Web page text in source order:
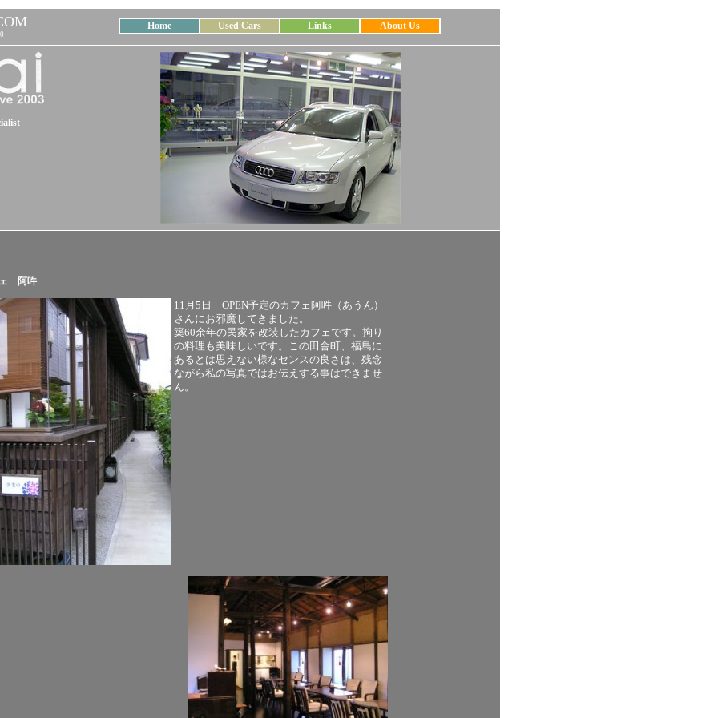
Home Used Cars Links About Us
ェ 阿吽
11月5日 OPEN予定のカフェ阿吽（あうん）
さんにお邪魔してきました。
築60余年の民家を改装したカフェです。拘り
の料理も美味しいです。この田舎町、福島に
あるとは思えない様なセンスの良さは、残念
ながら私の写真ではお伝えする事はできませ
ん。